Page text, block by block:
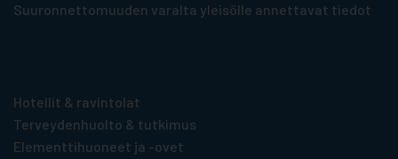
Suuronnettomuuden varalta yleisölle annettavat tiedot
Hotellit & ravintolat
Terveydenhuolto & tutkimus
Elementti­huoneet ja -ovet